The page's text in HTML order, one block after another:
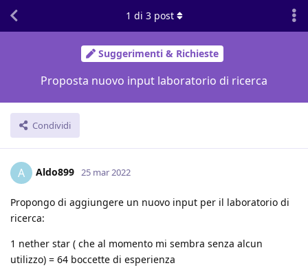
Suggerimenti & Richieste
Proposta nuovo input laboratorio di ricerca
Condividi
1 di 3post
A Aldo899 25 mar 2022
Propongo di aggiungere un nuovo input per il laboratorio di
ricerca:
1 nether star ( che al momento mi sembra senza alcun
utilizzo) = 64 boccette di esperienza